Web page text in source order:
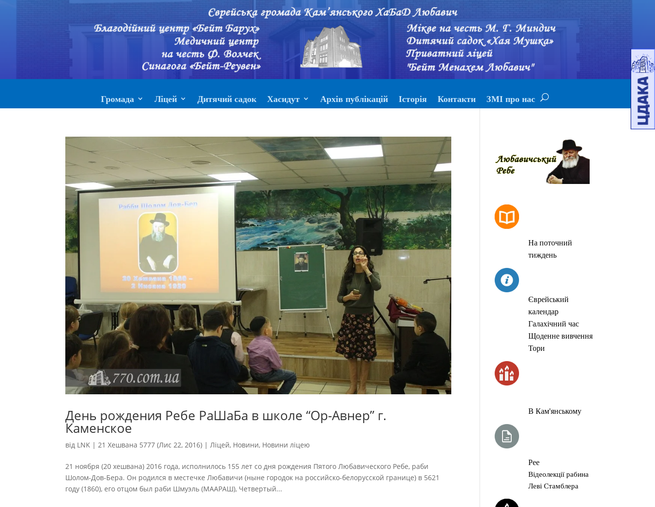
Громада Ліцей Дитячий садок Хасидут Архів публікацій Історія Контакти ЗМІ про нас
День рождения Ребе РаШаБа в школе “Ор-Авнер” г.
Каменское
від LNK |21 Хешвана 5777 (Лис 22, 2016) |Ліцей, Новини, Новини ліцею
21 ноября (20 хешвана) 2016 года, исполнилось 155 лет со дня рождения Пятого Любавического Ребе, раби
Шолом-Дов-Бера. Он родился в местечке Любавичи (ныне городок на российско-белорусской границе) в 5621
году (1860), его отцом был раби Шмуэль (МААРАШ), Четвертый...
На поточний
тиждень
Єврейський
календар
Галахічний час
Щоденне вивчення
Тори
В Кам'янському
Рее
Відеолекції рабина
Леві Стамблера